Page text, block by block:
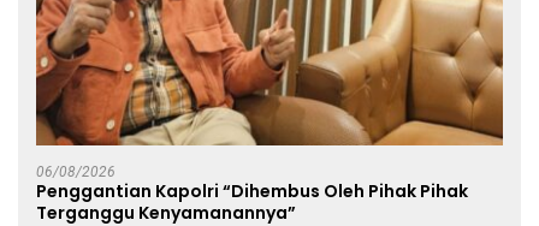
06/08/2026
Penggantian Kapolri “Dihembus Oleh Pihak Pihak
Terganggu Kenyamanannya”